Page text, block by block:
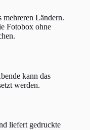
mehreren Ländern.
Fotobox ohne
kann das
werden.
liefert gedruckte